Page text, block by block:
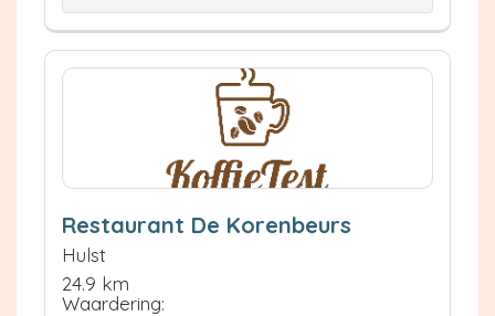
Restaurant De Korenbeurs
Hulst
24.9 km
Waardering: